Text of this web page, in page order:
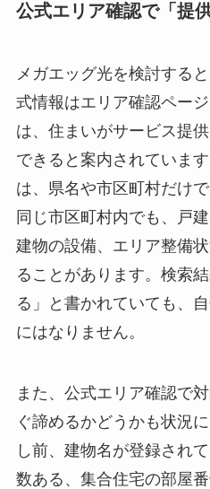
公式エリア確認で「提
メガエッグ光を検討する
式情報はエリア確認ペー
は、住まいがサービス提
できると案内されていま
は、県名や市区町村だけ
同じ市区町村内でも、戸
建物の設備、エリア整備
ることがあります。検索
る」と書かれていても、
にはなりません。
また、公式エリア確認で
ぐ諦めるかどうかも状況
し前、建物名が登録され
数ある、集合住宅の部屋